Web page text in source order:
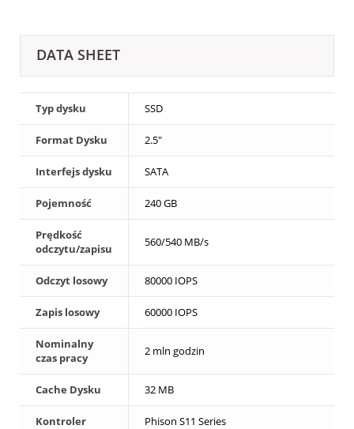
DATA SHEET
Typ dysku SSD
Format Dysku 2.5"
Interfejs dysku SATA
Pojemność 240 GB
Prędkość
odczytu/zapisu
560/540 MB/s
Odczyt losowy 80000 IOPS
Zapis losowy 60000 IOPS
Nominalny
czas pracy
2 mln godzin
Cache Dysku 32 MB
Kontroler Phison S11 Series